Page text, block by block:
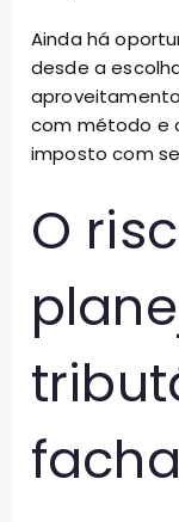
Ainda há
desde a
com método e
imposto com
O